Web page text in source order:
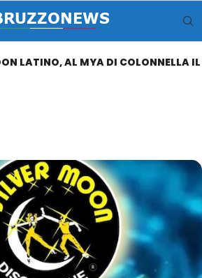
LATINO, AL MYA DI COLONNELLA IL